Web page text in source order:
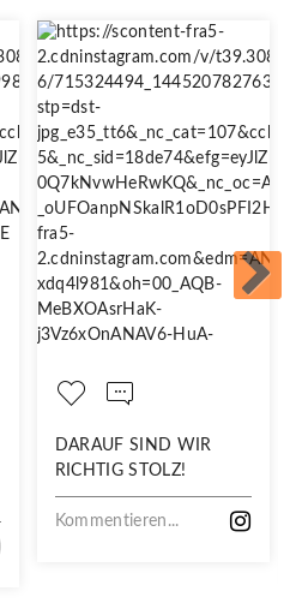
DARAUF SIND WIR
RICHTIG STOLZ!
Kommentieren...